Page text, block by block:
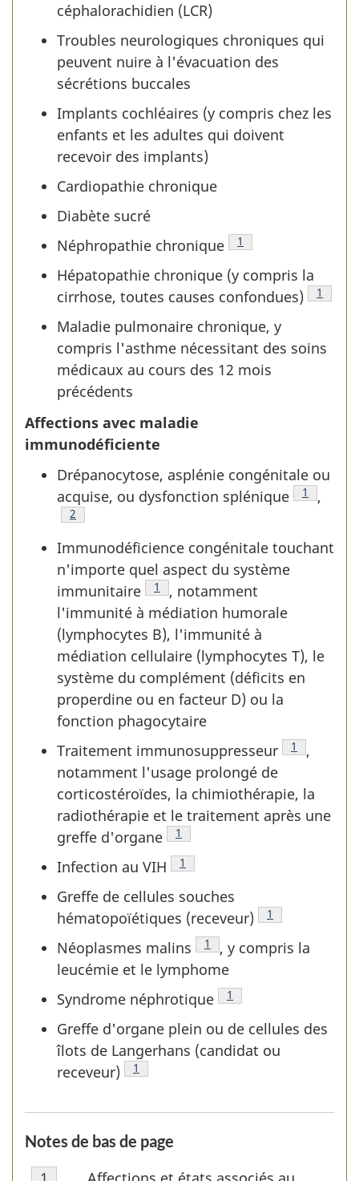
céphalorachidien (LCR)
Troubles neurologiques chroniques qui
peuvent nuire à l'évacuation des
sécrétions buccales
Implants cochléaires (y compris chez les
enfants et les adultes qui doivent
recevoir des implants)
Cardiopathie chronique
Diabète sucré
Néphropathie chronique
Tableau 1 - Note de
1
Hépatopathie chronique (y compris la
cirrhose, toutes causes confondues)
1
Maladie pulmonaire chronique, y
compris l'asthme nécessitant des soins
médicaux au cours des 12 mois
précédents
Affections avec maladie
immunodéficiente
Drépanocytose, asplénie congénitale ou
acquise, ou dysfonction splénique
Tableau
1 ,
Tableau 1 - Note de bas de page
2
Immunodéficience congénitale touchant
n'importe quel aspect du système
immunitaire
Tableau 1 - Note de bas de page
1
, notamment
l'immunité à médiation humorale
(lymphocytes B), l'immunité à
médiation cellulaire (lymphocytes T), le
système du complément (déficits en
properdine ou en facteur D) ou la
fonction phagocytaire
Traitement immunosuppresseur
Tableau 1 -
1
,
notamment l'usage prolongé de
corticostéroïdes, la chimiothérapie, la
radiothérapie et le traitement après une
greffe d'organe
Tableau 1 - Note de bas de page
1
Infection au VIH Tableau 1 - Note de bas de page
1
Greffe de cellules souches
hématopoïétiques (receveur)
Tableau 1 -
1
Néoplasmes malins Tableau 1 - Note de bas de
1
, y compris la
leucémie et le lymphome
Syndrome néphrotique
Tableau 1 - Note de bas
1
Greffe d'organe plein ou de cellules des
îlots de Langerhans (candidat ou
receveur)
Tableau 1 - Note de bas de page
1
Notes de bas de page
Tableau